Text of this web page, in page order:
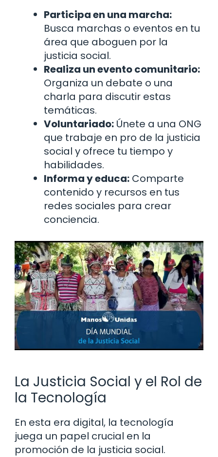
Participa en una marcha:
Busca marchas o eventos en tu
área que aboguen por la
justicia social.
Realiza un evento comunitario:
Organiza un debate o una
charla para discutir estas
temáticas.
Voluntariado: Únete a una ONG
que trabaje en pro de la justicia
social y ofrece tu tiempo y
habilidades.
Informa y educa: Comparte
contenido y recursos en tus
redes sociales para crear
conciencia.
La Justicia Social y el Rol de
la Tecnología
En esta era digital, la tecnología
juega un papel crucial en la
promoción de la justicia social.